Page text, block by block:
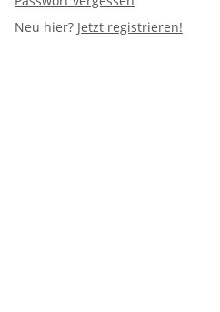
Neu hier? Jetzt registrieren!